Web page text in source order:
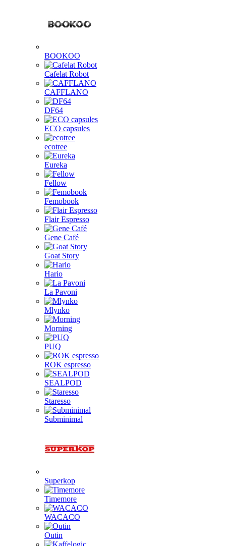
BOOKOO
Cafelat Robot
CAFFLANO
DF64
ECO capsules
ecotree
Eureka
Fellow
Femobook
Flair Espresso
Gene Café
Goat Story
Hario
La Pavoni
Mlynko
Morning
PUQ
ROK espresso
SEALPOD
Staresso
Subminimal
Superkop
Timemore
WACACO
Outin